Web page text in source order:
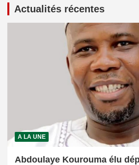
Actualités récentes
A LA UNE
Abdoulaye Kourouma élu